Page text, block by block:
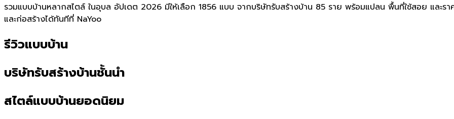
รวมแบบบ้านหลากสไตล์ ในอุบล อัปเดต 2026 มีให้เลือก 1856 แบบ จากบริษัทรับสร้างบ้าน 85 ราย พร้อมแปลน พื้นที่ใช้สอย และร
และก่อสร้างได้ทันทีที่ NaYoo
รีวิวแบบบ้าน
บริษัทรับสร้างบ้านชั้นนำ
สไตล์แบบบ้านยอดนิยม